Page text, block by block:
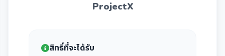
ProjectX
สิทธิ์ที่จะได้รับ